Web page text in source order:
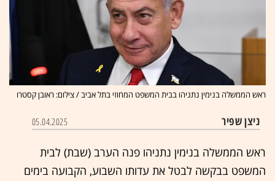
ראש הממשלה בנימין נתניהו בבית המשפט המחוזי בתל אביב / צילום: ראובן קסטרו
ניצן שפיר 05.04.2025
ראש הממשלה בנימין נתניהו פנה הערב (שבת) לבית
המשפט בבקשה לבטל את עדותו השבוע, הקבועה בימים